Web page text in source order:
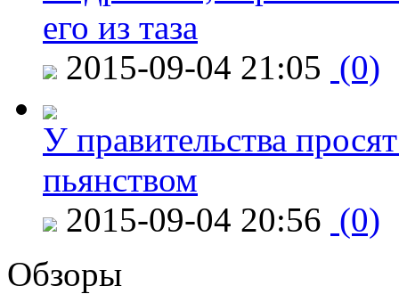
его из таза
2015-09-04 21:05 (0)
У правительства
пьянством
2015-09-04 20:56 (0)
Обзоры